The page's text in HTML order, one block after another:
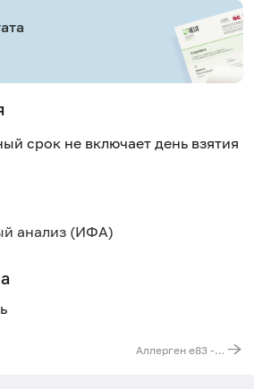
срок не включает день взятия
анализ (ИФА)
Аллерген e83 - эпителий свиньи, IgE